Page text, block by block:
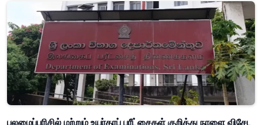
புலமைப்பரிசில் மற்றும் உயர்தரப் பரீட்சைகள் குறித்து நாளை விசேட